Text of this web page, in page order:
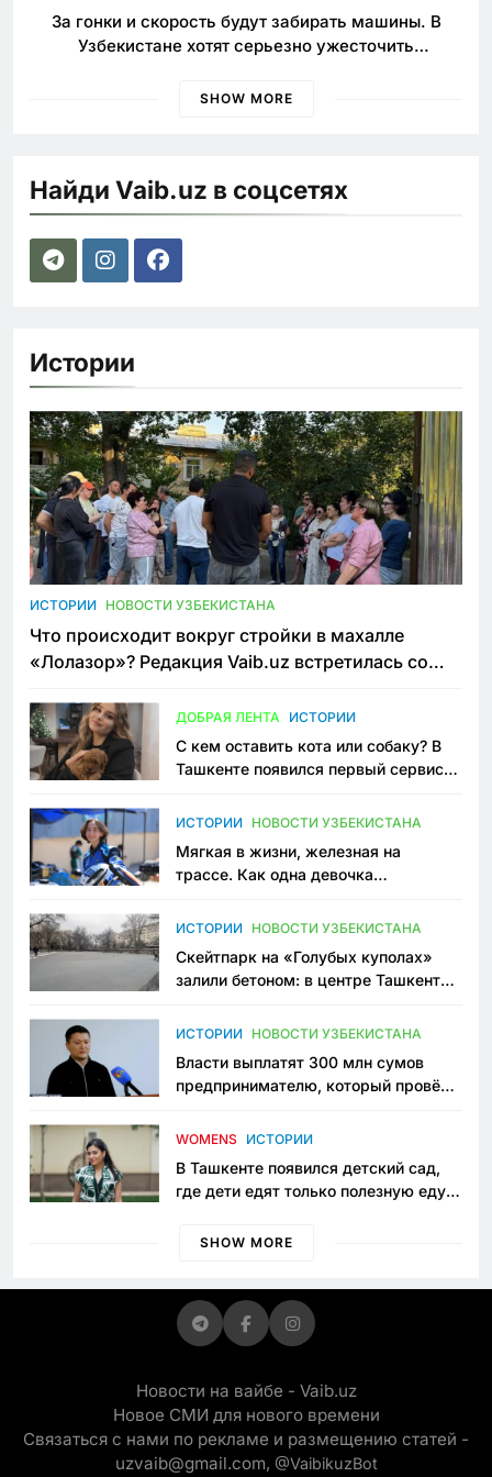
За гонки и скорость будут забирать машины. В
Узбекистане хотят серьезно ужесточить
SHOW MORE
Найди Vaib.uz в соцсетях
Истории
ИСТОРИИ НОВОСТИ УЗБЕКИСТАНА
Что происходит вокруг стройки в махалле
«Лолазор»? Редакция Vaib.uz встретилась со
ДОБРАЯ ЛЕНТА ИСТОРИИ
С кем оставить кота или собаку? В
Ташкенте появился первый сервис
ИСТОРИИ НОВОСТИ УЗБЕКИСТАНА
Мягкая в жизни, железная на
трассе. Как одна девочка
Узбекистане
ИСТОРИИ НОВОСТИ УЗБЕКИСТАНА
Скейтпарк на «Голубых куполах»
залили бетоном: в центре Ташкента
пространство
ИСТОРИИ НОВОСТИ УЗБЕКИСТАНА
Власти выплатят 300 млн сумов
предпринимателю, который провёл
приговору
WOMENS ИСТОРИИ
В Ташкенте появился детский сад,
где дети едят только полезную еду.
просить «кашу без сахара»
SHOW MORE
Новости на вайбе - Vaib.uz
Новое СМИ для нового времени
Связаться с нами по рекламе и размещению статей -
uzvaib@gmail.com, @VaibikuzBot